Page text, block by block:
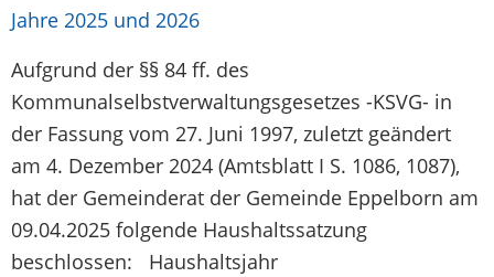
Jahre 2025 und 2026
Aufgrund der §§ 84 ff. des
Kommunalselbstverwaltungsgesetzes -KSVG- in
der Fassung vom 27. Juni 1997, zuletzt geändert
am 4. Dezember 2024 (Amtsblatt I S. 1086, 1087),
hat der Gemeinderat der Gemeinde Eppelborn am
09.04.2025 folgende Haushaltssatzung
beschlossen: Haushaltsjahr